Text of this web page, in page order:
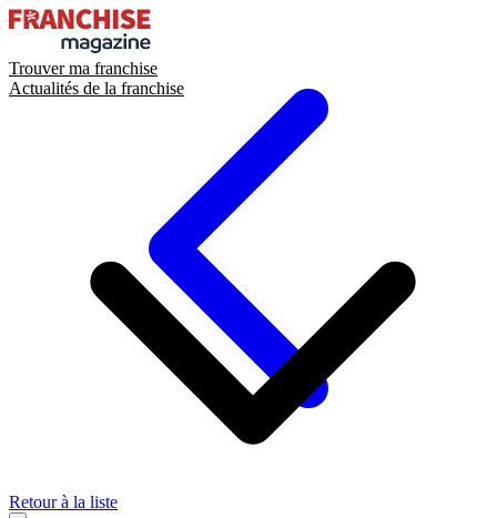
Trouver ma franchise
Actualités de la franchise
Retour à la liste